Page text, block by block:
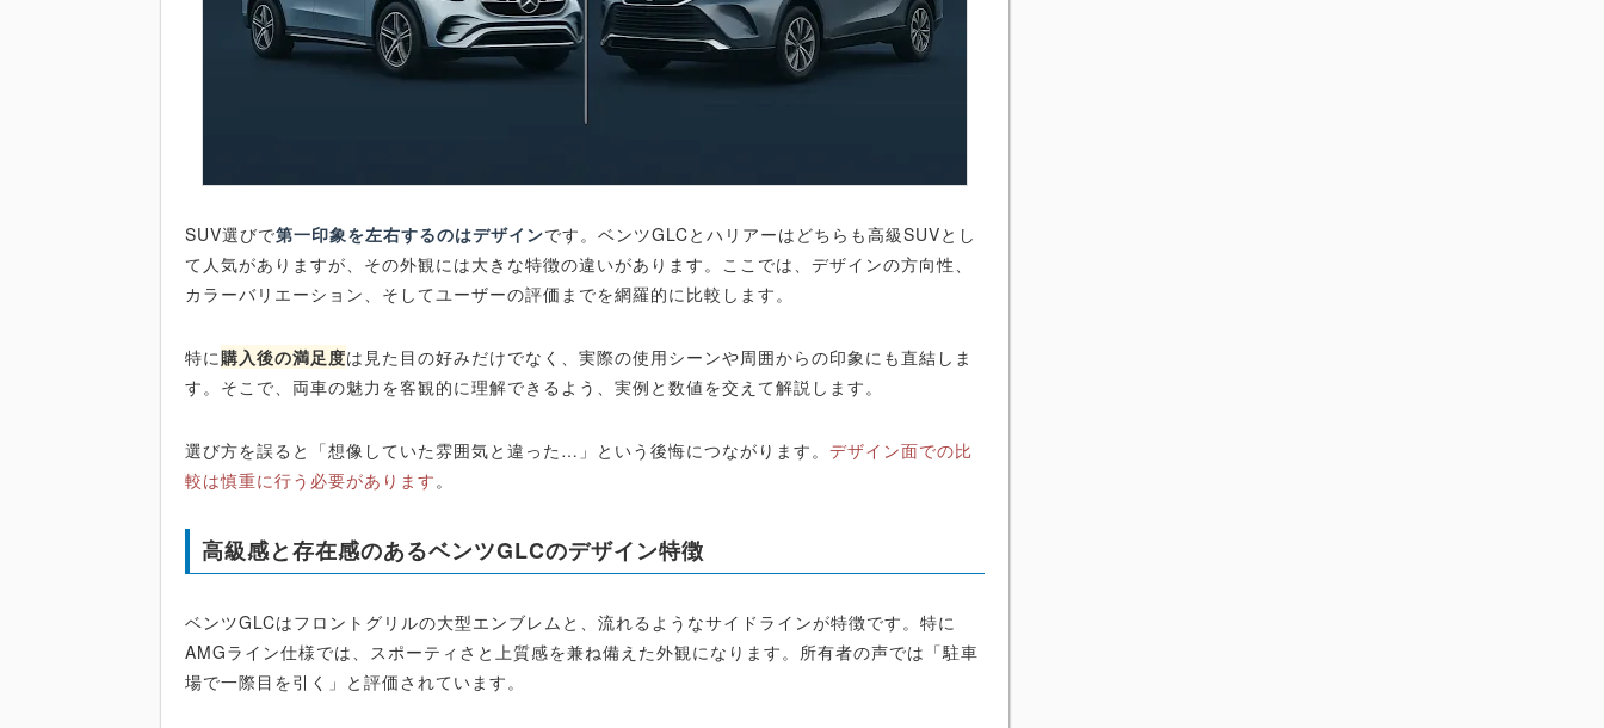
SUV選びで第一印象を左右するのはデザインです。ベンツGLCとハリアーはどちらも高級SUVとし
て人気がありますが、その外観には大きな特徴の違いがあります。ここでは、デザインの方向性、
カラーバリエーション、そしてユーザーの評価までを網羅的に比較します。
特に購入後の満足度は見た目の好みだけでなく、実際の使用シーンや周囲からの印象にも直結しま
す。そこで、両車の魅力を客観的に理解できるよう、実例と数値を交えて解説します。
選び方を誤ると「想像していた雰囲気と違った…」という後悔につながります。デザイン面での比
較は慎重に行う必要があります。
高級感と存在感のあるベンツGLCのデザイン特徴
ベンツGLCはフロントグリルの大型エンブレムと、流れるようなサイドラインが特徴です。特に
AMGライン仕様では、スポーティさと上質感を兼ね備えた外観になります。所有者の声では「駐車
場で一際目を引く」と評価されています。